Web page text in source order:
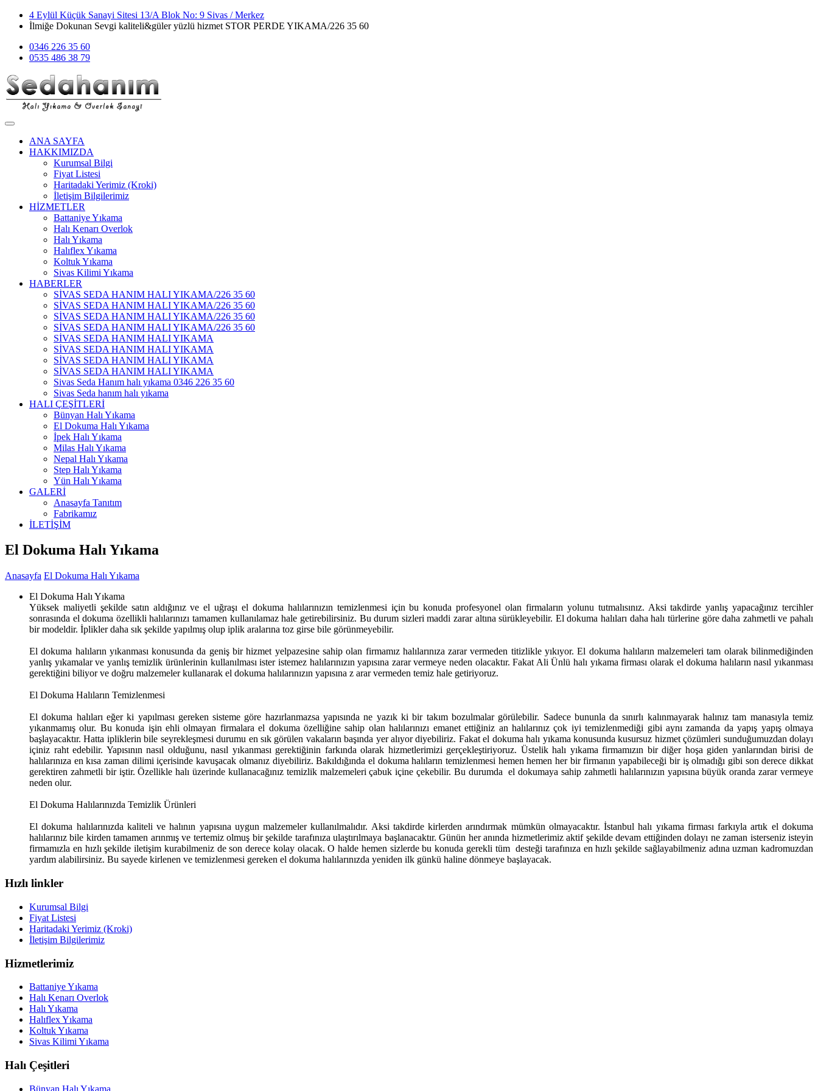
4 Eylül Küçük Sanayi Sitesi 13/A Blok No: 9 Sivas / Merkez
İlmiğe Dokunan Sevgi kaliteli&güler yüzlü hizmet STOR PERDE YIKAMA/226 35 60
0346 226 35 60
0535 486 38 79
ANA SAYFA
HAKKIMIZDA
Kurumsal Bilgi
Fiyat Listesi
Haritadaki Yerimiz (Kroki)
İletişim Bilgilerimiz
HİZMETLER
Battaniye Yıkama
Halı Kenarı Overlok
Halı Yıkama
Halıflex Yıkama
Koltuk Yıkama
Sivas Kilimi Yıkama
HABERLER
SİVAS SEDA HANIM HALI YIKAMA/226 35 60
SİVAS SEDA HANIM HALI YIKAMA/226 35 60
SİVAS SEDA HANIM HALI YIKAMA/226 35 60
SİVAS SEDA HANIM HALI YIKAMA/226 35 60
SİVAS SEDA HANIM HALI YIKAMA
SİVAS SEDA HANIM HALI YIKAMA
SİVAS SEDA HANIM HALI YIKAMA
SİVAS SEDA HANIM HALI YIKAMA
Sivas Seda Hanım halı yıkama 0346 226 35 60
Sivas Seda hanım halı yıkama
HALI ÇEŞİTLERİ
Bünyan Halı Yıkama
El Dokuma Halı Yıkama
İpek Halı Yıkama
Milas Halı Yıkama
Nepal Halı Yıkama
Step Halı Yıkama
Yün Halı Yıkama
GALERİ
Anasayfa Tanıtım
Fabrikamız
İLETİŞİM
El Dokuma Halı Yıkama
Anasayfa El Dokuma Halı Yıkama
El Dokuma Halı Yıkama
Yüksek maliyetli şekilde satın aldığınız ve el uğraşı el dokuma halılarınızın temizlenmesi için bu konuda profesyonel olan firmaların yolunu tutmalısınız. Aksi takdirde yanlış yapacağınız tercihler
sonrasında el dokuma özellikli halılarınızı tamamen kullanılamaz hale getirebilirsiniz. Bu durum sizleri maddi zarar altına sürükleyebilir. El dokuma halıları daha halı türlerine göre daha zahmetli ve pahalı
bir modeldir. İplikler daha sık şekilde yapılmış olup iplik aralarına toz girse bile görünmeyebilir.
El dokuma halıların yıkanması konusunda da geniş bir hizmet yelpazesine sahip olan firmamız halılarınıza zarar vermeden titizlikle yıkıyor. El dokuma halıların malzemeleri tam olarak bilinmediğinden
yanlış yıkamalar ve yanlış temizlik ürünlerinin kullanılması ister istemez halılarınızın yapısına zarar vermeye neden olacaktır. Fakat Ali Ünlü halı yıkama firması olarak el dokuma halıların nasıl yıkanması
gerektiğini biliyor ve doğru malzemeler kullanarak el dokuma halılarınızın yapısına z arar vermeden temiz hale getiriyoruz.
El Dokuma Halıların Temizlenmesi
El dokuma halıları eğer ki yapılması gereken sisteme göre hazırlanmazsa yapısında ne yazık ki bir takım bozulmalar görülebilir. Sadece bununla da sınırlı kalınmayarak halınız tam manasıyla temiz
yıkanmamış olur. Bu konuda işin ehli olmayan firmalara el dokuma özelliğine sahip olan halılarınızı emanet ettiğiniz an halılarınız çok iyi temizlenmediği gibi aynı zamanda da yapış yapış olmaya
başlayacaktır. Hatta ipliklerin bile seyrekleşmesi durumu en sık görülen vakaların başında yer alıyor diyebiliriz. Fakat el dokuma halı yıkama konusunda kusursuz hizmet çözümleri sunduğumuzdan dolayı
içiniz raht edebilir. Yapısının nasıl olduğunu, nasıl yıkanması gerektiğinin farkında olarak hizmetlerimizi gerçekleştiriyoruz. Üstelik halı yıkama firmamızın bir diğer hoşa giden yanlarından birisi de
halılarınıza en kısa zaman dilimi içerisinde kavuşacak olmanız diyebiliriz. Bakıldığında el dokuma halıların temizlenmesi hemen hemen her bir firmanın yapabileceği bir iş olmadığı gibi son derece dikkat
gerektiren zahmetli bir iştir. Özellikle halı üzerinde kullanacağınız temizlik malzemeleri çabuk içine çekebilir. Bu durumda el dokumaya sahip zahmetli halılarınızın yapısına büyük oranda zarar vermeye
neden olur.
El Dokuma Halılarınızda Temizlik Ürünleri
El dokuma halılarınızda kaliteli ve halının yapısına uygun malzemeler kullanılmalıdır. Aksi takdirde kirlerden arındırmak mümkün olmayacaktır. İstanbul halı yıkama firması farkıyla artık el dokuma
halılarınız bile kirden tamamen arınmış ve tertemiz olmuş bir şekilde tarafınıza ulaştırılmaya başlanacaktır. Günün her anında hizmetlerimiz aktif şekilde devam ettiğinden dolayı ne zaman isterseniz isteyin
firmamızla en hızlı şekilde iletişim kurabilmeniz de son derece kolay olacak. O halde hemen sizlerde bu konuda gerekli tüm desteği tarafınıza en hızlı şekilde sağlayabilmeniz adına uzman kadromuzdan
yardım alabilirsiniz. Bu sayede kirlenen ve temizlenmesi gereken el dokuma halılarınızda yeniden ilk günkü haline dönmeye başlayacak.
Hızlı linkler
Kurumsal Bilgi
Fiyat Listesi
Haritadaki Yerimiz (Kroki)
İletişim Bilgilerimiz
Hizmetlerimiz
Battaniye Yıkama
Halı Kenarı Overlok
Halı Yıkama
Halıflex Yıkama
Koltuk Yıkama
Sivas Kilimi Yıkama
Halı Çeşitleri
Bünyan Halı Yıkama